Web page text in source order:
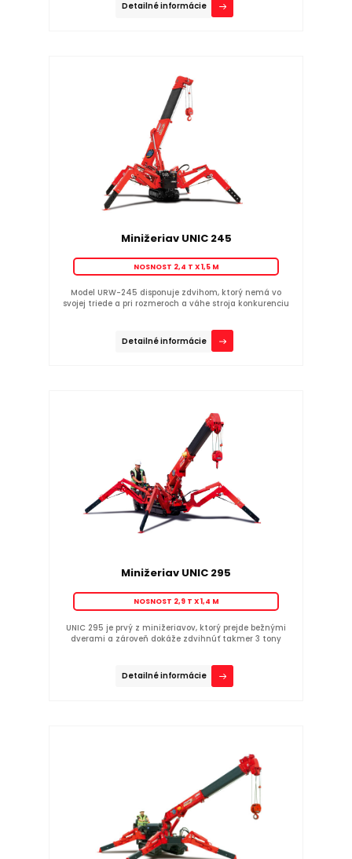
Detailné informácie
Minižeriav UNIC 245
NOSNOST 2,4 T X 1,5 M
Model URW-245 disponuje zdvihom, ktorý nemá vo
svojej triede a pri rozmeroch a váhe stroja konkurenciu
Detailné informácie
Minižeriav UNIC 295
NOSNOST 2,9 T X 1,4 M
UNIC 295 je prvý z minižeriavov, ktorý prejde bežnými
dverami a zároveň dokáže zdvihnúť takmer 3 tony
Detailné informácie